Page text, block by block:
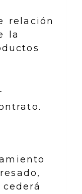
relación
la
cederá